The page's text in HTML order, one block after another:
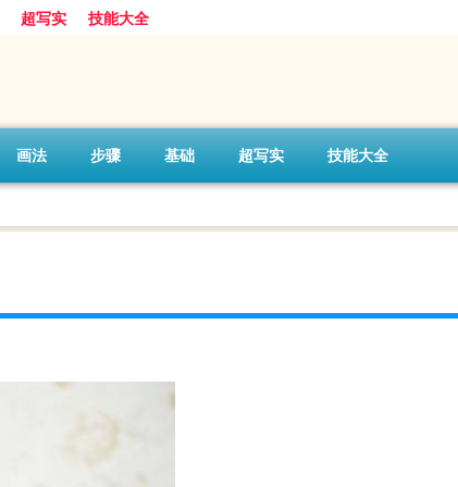
超写实 技能大全
画法 步骤 基础 超写实 技能大全